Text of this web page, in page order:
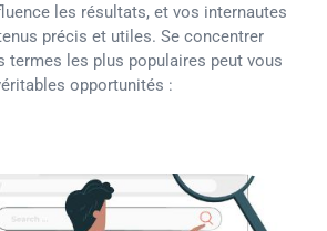
les résultats, et vos internautes
précis et utiles. Se concentrer
termes les plus populaires peut vous
opportunités :